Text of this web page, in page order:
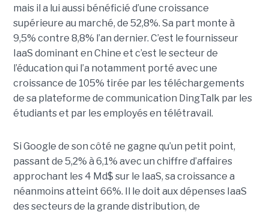
mais il a lui aussi bénéficié d’une croissance
supérieure au marché, de 52,8%. Sa part monte à
9,5% contre 8,8% l’an dernier. C’est le fournisseur
IaaS dominant en Chine et c’est le secteur de
l’éducation qui l’a notamment porté avec une
croissance de 105% tirée par les téléchargements
de sa plateforme de communication DingTalk par les
étudiants et par les employés en télétravail.
Si Google de son côté ne gagne qu’un petit point,
passant de 5,2% à 6,1% avec un chiffre d’affaires
approchant les 4 Md$ sur le IaaS, sa croissance a
néanmoins atteint 66%. Il le doit aux dépenses IaaS
des secteurs de la grande distribution, de